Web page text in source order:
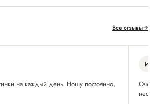
Все отзывы→
на каждый день. Ношу постоянно,
И
Очень